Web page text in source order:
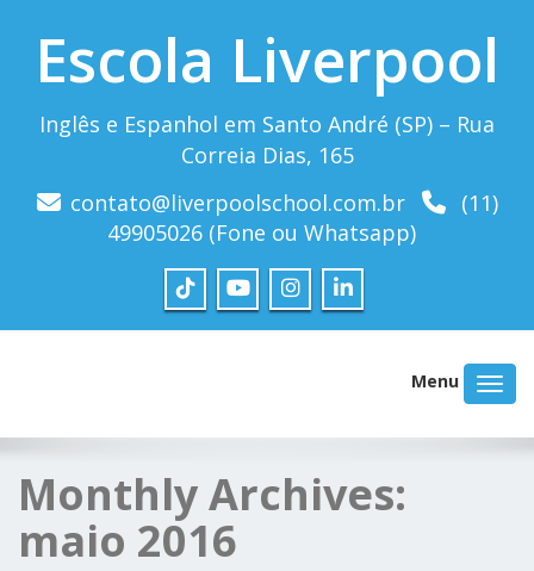
Escola Liverpool
Inglês e Espanhol em Santo André (SP) – Rua
Correia Dias, 165
contato@liverpoolschool.com.br
(11)
49905026 (Fone ou Whatsapp)
Menu
Monthly Archives:
maio 2016